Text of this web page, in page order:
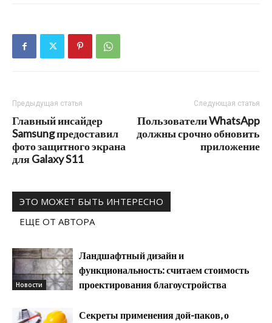
Предыдущая статья
Главный инсайдер
Samsung предоставил
фото защитного экрана
для Galaxy S11
Следующая статья
Пользователи WhatsApp
должны срочно обновить
приложение
ЭТО МОЖЕТ БЫТЬ ИНТЕРЕСНО
ЕЩЕ ОТ АВТОРА
Новости
Ландшафтный дизайн и
функциональность: считаем стоимость
проектирования благоустройства
Секреты применения дой-паков, о